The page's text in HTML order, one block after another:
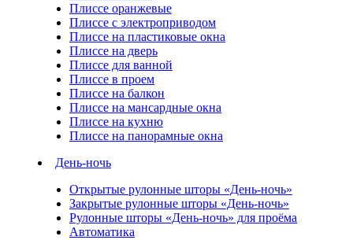
Плиссе оранжевые
Плиссе с электроприводом
Плиссе на пластиковые окна
Плиссе на дверь
Плиссе для ванной
Плиссе в проем
Плиссе на балкон
Плиссе на мансардные окна
Плиссе на кухню
Плиссе на панорамные окна
День-ночь
Открытые рулонные шторы «День-ночь»
Закрытые рулонные шторы «День-ночь»
Рулонные шторы «День-ночь» для проёма
Автоматика